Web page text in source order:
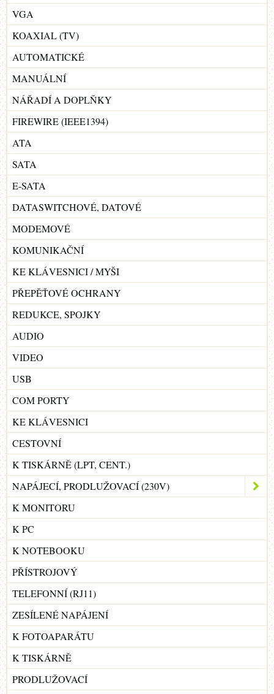
VGA
KOAXIAL (TV)
AUTOMATICKÉ
MANUÁLNÍ
NÁŘADÍ A DOPLŇKY
FIREWIRE (IEEE1394)
ATA
SATA
E-SATA
DATASWITCHOVÉ, DATOVÉ
MODEMOVÉ
KOMUNIKAČNÍ
KE KLÁVESNICI / MYŠI
PŘEPĚŤOVÉ OCHRANY
REDUKCE, SPOJKY
AUDIO
VIDEO
USB
COM PORTY
KE KLÁVESNICI
CESTOVNÍ
K TISKÁRNĚ (LPT, CENT.)
NAPÁJECÍ, PRODLUŽOVACÍ (230V)
K MONITORU
K PC
K NOTEBOOKU
PŘÍSTROJOVÝ
TELEFONNÍ (RJ11)
ZESÍLENÉ NAPÁJENÍ
K FOTOAPARÁTU
K TISKÁRNĚ
PRODLUŽOVACÍ